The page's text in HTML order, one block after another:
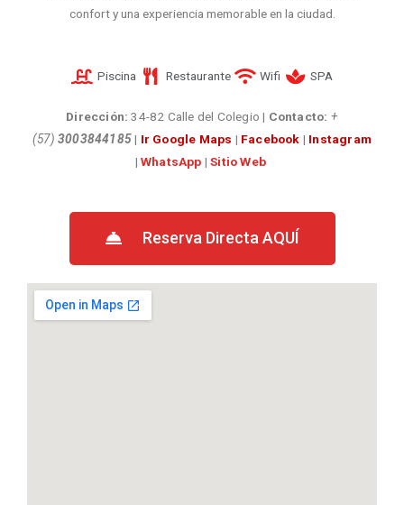
confort y una experiencia memorable en la ciudad.
Piscina Restaurante Wifi SPA
Dirección: 34-82 Calle del Colegio| Contacto: +
(57) 3003844185| Ir Google Maps | Facebook | Instagram
|WhatsApp |Sitio Web
Reserva Directa AQUÍ​